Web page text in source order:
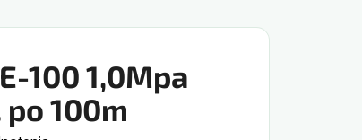
100 1,0Mpa
100m